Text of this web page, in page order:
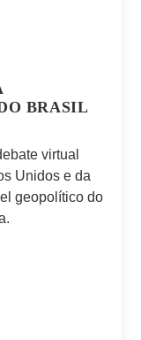
BRASIL
virtual
Unidos e da
geopolítico do